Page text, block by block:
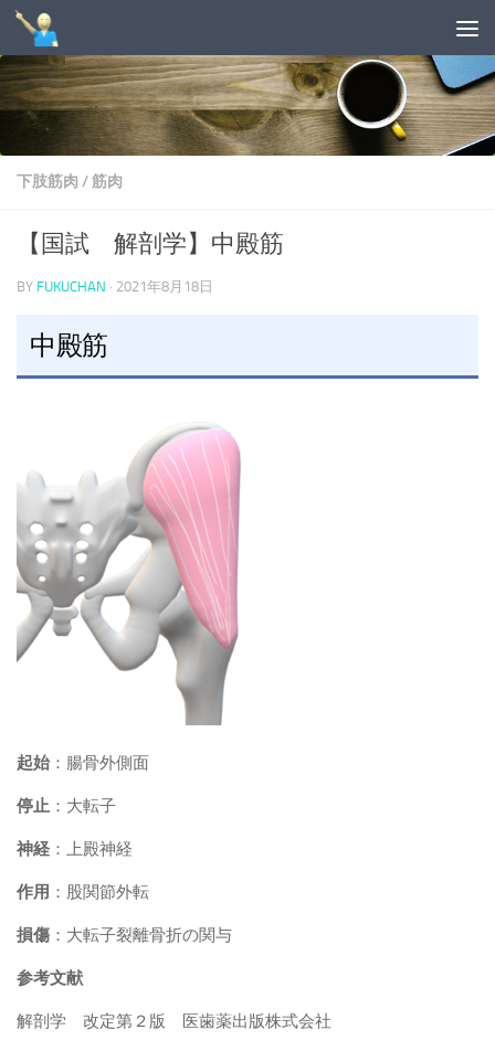
コンテンツへスキップ
下肢筋肉 /筋肉
【国試 解剖学】中殿筋
BY FUKUCHAN · 2021年8月18日
中殿筋
起始 ：腸骨外側面
停止 ：大転子
神経 ：上殿神経
作用 ：股関節外転
損傷 ：大転子裂離骨折の関与
参考文献
解剖学 改定第２版 医歯薬出版株式会社